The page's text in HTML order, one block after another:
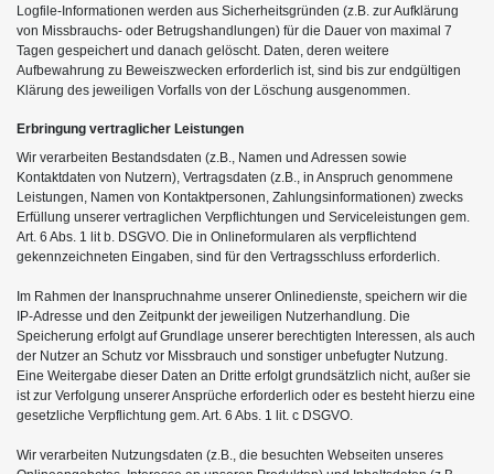
Logfile-Informationen werden aus Sicherheitsgründen (z.B. zur Aufklärung
von Missbrauchs- oder Betrugshandlungen) für die Dauer von maximal 7
Tagen gespeichert und danach gelöscht. Daten, deren weitere
Aufbewahrung zu Beweiszwecken erforderlich ist, sind bis zur endgültigen
Klärung des jeweiligen Vorfalls von der Löschung ausgenommen.
Erbringung vertraglicher Leistungen
Wir verarbeiten Bestandsdaten (z.B., Namen und Adressen sowie
Kontaktdaten von Nutzern), Vertragsdaten (z.B., in Anspruch genommene
Leistungen, Namen von Kontaktpersonen, Zahlungsinformationen) zwecks
Erfüllung unserer vertraglichen Verpflichtungen und Serviceleistungen gem.
Art. 6 Abs. 1 lit b. DSGVO. Die in Onlineformularen als verpflichtend
gekennzeichneten Eingaben, sind für den Vertragsschluss erforderlich.
Im Rahmen der Inanspruchnahme unserer Onlinedienste, speichern wir die
IP-Adresse und den Zeitpunkt der jeweiligen Nutzerhandlung. Die
Speicherung erfolgt auf Grundlage unserer berechtigten Interessen, als auch
der Nutzer an Schutz vor Missbrauch und sonstiger unbefugter Nutzung.
Eine Weitergabe dieser Daten an Dritte erfolgt grundsätzlich nicht, außer sie
ist zur Verfolgung unserer Ansprüche erforderlich oder es besteht hierzu eine
gesetzliche Verpflichtung gem. Art. 6 Abs. 1 lit. c DSGVO.
Wir verarbeiten Nutzungsdaten (z.B., die besuchten Webseiten unseres